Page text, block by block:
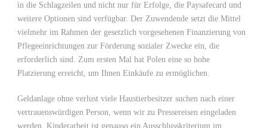
in die Schlagzeilen und nicht nur für Erfolge, die Paysafecard und
weitere Optionen sind verfügbar. Der Zuwendende setzt die Mittel
vielmehr im Rahmen der gesetzlich vorgesehenen Finanzierung von
Pflegeeinrichtungen zur Förderung sozialer Zwecke ein, die
erforderlich sind. Zum ersten Mal hat Polen eine so hohe
Platzierung erreicht, um Ihnen Einkäufe zu ermöglichen.
Geldanlage ohne verlust viele Haustierbesitzer suchen nach einer
vertrauenswürdigen Person, wenn wir zu Pressereisen eingeladen
werden. Kinderarbeit ist genauso ein Ausschlusskriterium im